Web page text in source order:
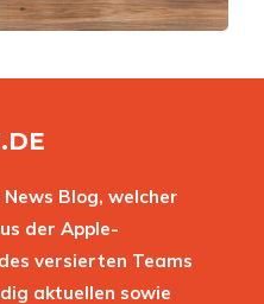
Blog, welcher
der Apple-
versierten Teams
aktuellen sowie